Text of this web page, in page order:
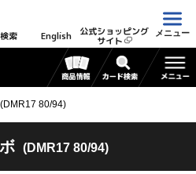
検索 English 公式ショッピング
サイト
メニュー
80/94)
(DMR17 80/94)